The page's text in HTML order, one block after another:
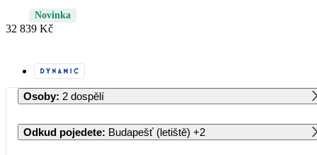
Novinka
32 839 Kč
Osoby: 2 dospělí
Odkud pojedete: Budapešť (letiště) +2